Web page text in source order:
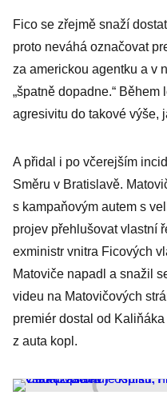
Fico se zřejmě snaží
proto neváhá označovat
za americkou agentku a v
„špatně dopadne.“
agresivitu do takové výše,
A přidal i po včerejším
Směru v Bratislavě.
s kampaňovým autem s
projev přehlušovat vlastní
exministr vnitra Ficových
Matoviče napadl a snažil
videu na Matovičových
premiér dostal od
z auta kopl.